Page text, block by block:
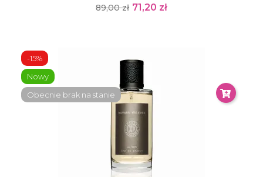
89,00 zł 71,20 zł
-15%
Nowy
Obecnie brak na stanie